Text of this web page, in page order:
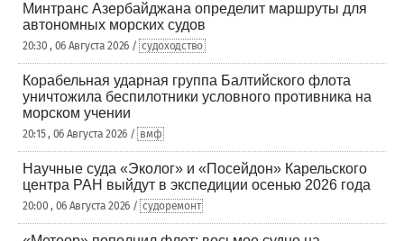
Минтранс Азербайджана определит маршруты для
автономных морских судов
20:30 , 06 Августа 2026 / судоходство
Корабельная ударная группа Балтийского флота
уничтожила беспилотники условного противника на
морском учении
20:15 , 06 Августа 2026 / вмф
Научные суда «Эколог» и «Посейдон» Карельского
центра РАН выйдут в экспедиции осенью 2026 года
20:00 , 06 Августа 2026 / судоремонт